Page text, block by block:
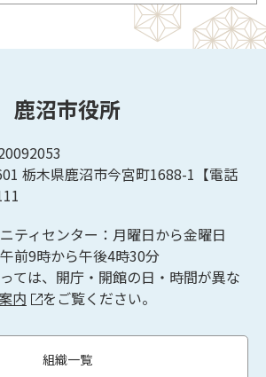
鹿沼市役所
栃木県鹿沼市今宮町1688-1【電話
ティセンター：月曜日から金曜日
前9時から午後4時30分
ては、開庁・開館の日・時間が異な
内 をご覧ください。
組織一覧